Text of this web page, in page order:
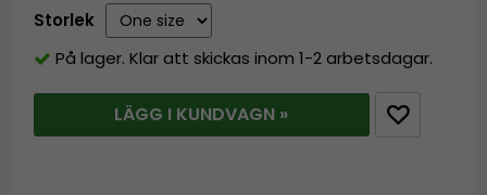
Storlek
På lager. Klar att skickas inom 1-2 arbetsdagar.
LÄGG I KUNDVAGN »